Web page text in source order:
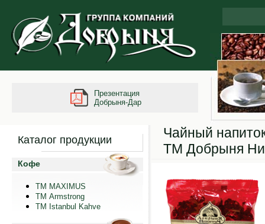
Презентация
Добрыня-Дар
Каталог продукции
Кофе
ТМ MAXIMUS
ТМ Armstrong
TM Istanbul Kahve
Чайный
ТМ Добрыня